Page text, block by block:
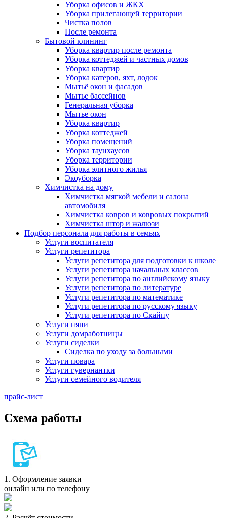
Уборка офисов и ЖКХ
Уборка прилегающей территории
Чистка полов
После ремонта
Бытовой клининг
Уборка квартир после ремонта
Уборка коттеджей и частных домов
Уборка квартир
Уборка катеров, яхт, лодок
Мытьё окон и фасадов
Мытье бассейнов
Генеральная уборка
Мытье окон
Уборка квартир
Уборка коттеджей
Уборка помещений
Уборка таунхаусов
Уборка территории
Уборка элитного жилья
Экоуборка
Химчистка на дому
Химчистка мягкой мебели и салона
автомобиля
Химчистка ковров и ковровых покрытий
Химчистка штор и жалюзи
Подбор персонала для работы в семьях
Услуги воспитателя
Услуги репетитора
Услуги репетитора для подготовки к школе
Услуги репетитора начальных классов
Услуги репетитора по английскому языку
Услуги репетитора по литературе
Услуги репетитора по математике
Услуги репетитора по русскому языку
Услуги репетитора по Скайпу
Услуги няни
Услуги домработницы
Услуги сиделки
Сиделка по уходу за больными
Услуги повара
Услуги гувернантки
Услуги семейного водителя
прайс-лист
Схема работы
1. Оформление заявки
онлайн или по телефону